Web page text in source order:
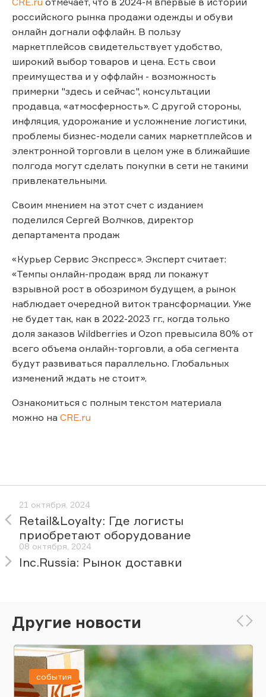
российского рынка продажи одежды и обуви
онлайн догнали оффлайн. В пользу
маркетплейсов свидетельствует удобство,
широкий выбор товаров и цена. Есть свои
преимущества и у оффлайн - возможность
примерки "здесь и сейчас", консультации
продавца, «атмосферность». С другой стороны,
инфляция, удорожание и усложнение логистики,
проблемы бизнес-модели самих маркетплейсов и
электронной торговли в целом уже в ближайшие
полгода могут сделать покупки в сети не такими
привлекательными.
Своим мнением на этот счет с изданием
поделился Сергей Волчков, директор
департамента продаж
«Курьер Сервис Экспресс». Эксперт считает:
«Темпы онлайн-продаж вряд ли покажут
взрывной рост в обозримом будущем, а рынок
наблюдает очередной виток трансформации. Уже
не будет так, как в 2022-2023 гг., когда только
доля заказов Wildberries и Ozon превысила 80% от
всего объема онлайн-торговли, а оба сегмента
будут развиваться параллельно. Глобальных
изменений ждать не стоит».
Ознакомиться с полным текстом материала
можно на CRE.ru
21 октября, 2024
Retail&Loyalty: Где логисты
приобретают оборудование
08 октября, 2024
Inc.Russia: Рынок доставки
Другие новости
события